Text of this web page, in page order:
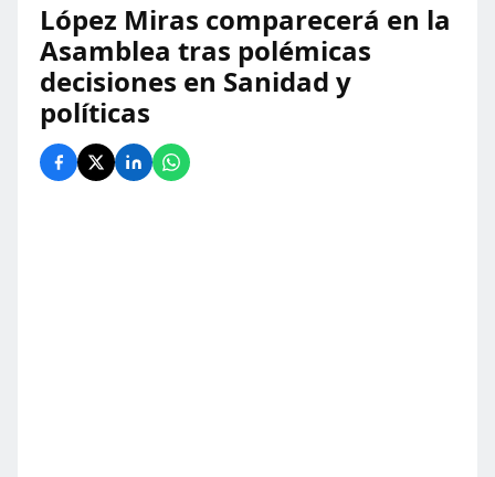
López Miras comparecerá en la
Asamblea tras polémicas
decisiones en Sanidad y
políticas